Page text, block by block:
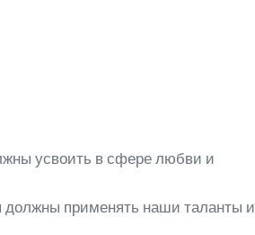
усвоить в сфере любви и
должны применять наши таланты и